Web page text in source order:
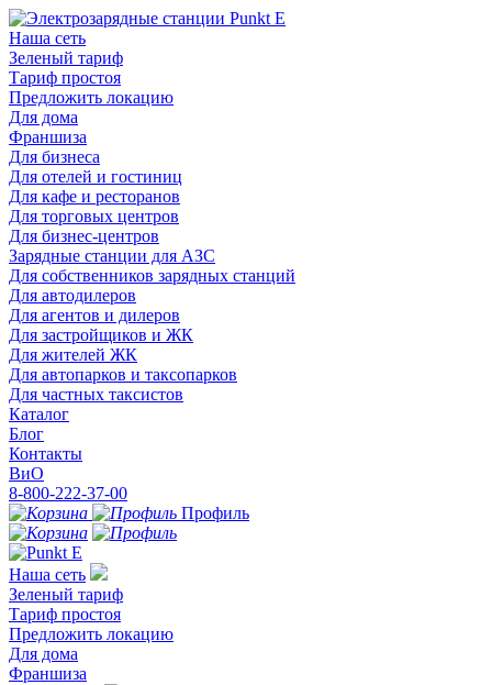
Наша сеть
Зеленый тариф
Тариф простоя
Предложить локацию
Для дома
Франшиза
Для бизнеса
Для отелей и гостиниц
Для кафе и ресторанов
Для торговых центров
Для бизнес-центров
Зарядные станции для АЗС
Для собственников зарядных станций
Для автодилеров
Для агентов и дилеров
Для застройщиков и ЖК
Для жителей ЖК
Для автопарков и таксопарков
Для частных таксистов
Каталог
Блог
Контакты
ВиО
8-800-222-37-00
Профиль
Наша сеть
Зеленый тариф
Тариф простоя
Предложить локацию
Для дома
Франшиза